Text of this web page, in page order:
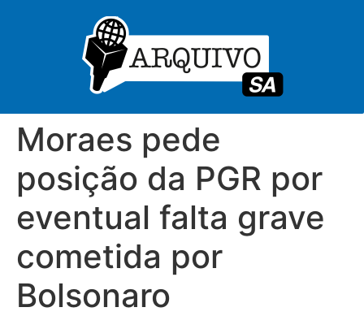
Moraes pede
posição da PGR por
eventual falta grave
cometida por
Bolsonaro